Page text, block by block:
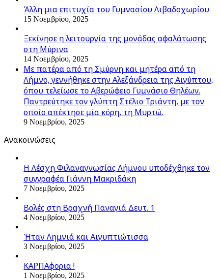
Άλλη μια επιτυχία του Γυμνασίου Λιβαδοχωρίου
15 Νοεμβρίου, 2025
Ξεκίνησε η λειτουργία της μονάδας αφαλάτωσης
στη Μύρινα
14 Νοεμβρίου, 2025
Με πατέρα από τη Σμύρνη και μητέρα από τη
Λήμνο, γεννήθηκε στην Αλεξάνδρεια της Αιγύπτου,
όπου τελείωσε το Αβερώφειο Γυμνάσιο Θηλέων.
Παντρεύτηκε τον γλύπτη Στέλιο Τριάντη, με τον
οποίο απέκτησε μία κόρη, τη Μυρτώ.
9 Νοεμβρίου, 2025
Ανακοινώσεις
Η Λέσχη Φιλαναγνωσίας Λήμνου υποδέχθηκε τον
συγγραφέα Γιάννη Μακριδάκη
7 Νοεμβρίου, 2025
Βολές στη Βραχνή Παναγιά Δευτ. 1
4 Νοεμβρίου, 2025
Ήταν Λημνιά και Αιγυπτιώτισσα
3 Νοεμβρίου, 2025
ΚΑΡΠΑφορια !
1 Νοεμβρίου, 2025